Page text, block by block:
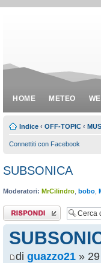
HOME METEO
Indice ‹ OFF-TOPIC ‹
Connettiti con Facebook
SUBSONICA
Moderatori: MrCilindro bobo
Rispondi al
messaggio
di guazzo21 »